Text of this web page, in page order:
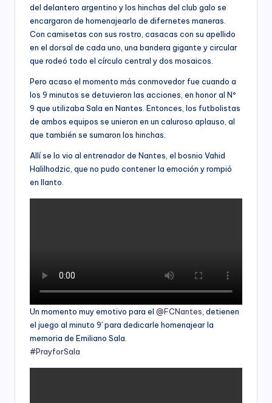
del delantero argentino y los hinchas del club galo se
encargaron de homenajearlo de difernetes maneras.
Con camisetas con sus rostro, casacas con su apellido
en el dorsal de cada uno, una bandera gigante y circular
que rodeó todo el círculo central y dos mosaicos.
Pero acaso el momento más conmovedor fue cuando a
los 9 minutos se detuvieron las acciones, en honor al Nº
9 que utilizaba Sala en Nantes. Entonces, los futbolistas
de ambos equipos se unieron en un caluroso aplauso, al
que también se sumaron los hinchas.
Allí se lo vio al entrenador de Nantes, el bosnio Vahid
Halilhodzic, que no pudo contener la emoción y rompió
en llanto.
Un momento muy emotivo para el @FCNantes, detienen
el juego al minuto 9′ para dedicarle homenajear la
memoria de Emiliano Sala.
#PrayforSala